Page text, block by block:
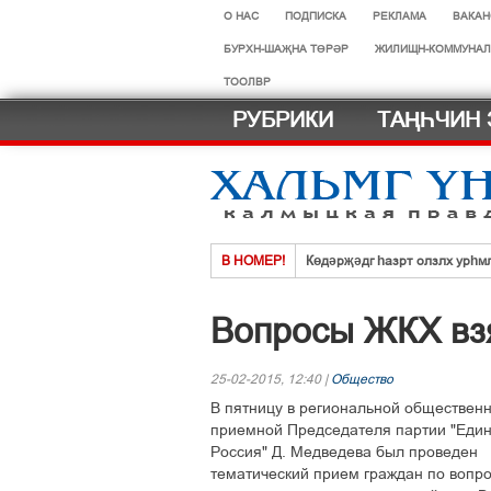
О НАС ПОДПИСКА РЕКЛАМА
БУРХН-ШАҖНА ТӨРӘР ЖИЛИЩН-
ТООЛВР
РУБРИКИ ТАҢҺЧИН
В НОМЕР! Көдәрҗәдг һазрт олзлх
Селәдт ирх сойлын земск
Нег һазра дәәчин һардврт
Вопросы ЖКХ
25-02-2015, 12:40 | Общество
В пятницу в региональной
приемной Председателя партии
Россия" Д. Медведева был проведен
тематический прием граждан по